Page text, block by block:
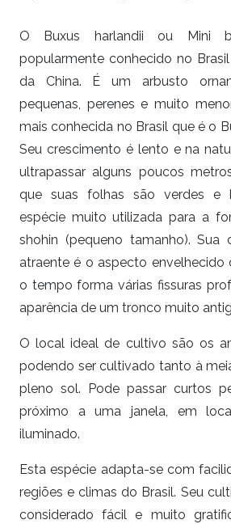
O Buxus harlandii ou Mini
popularmente conhecido no
da China. É um arbusto
pequenas, perenes e muito
mais conhecida no Brasil que é o
Seu crescimento é lento e na
ultrapassar alguns poucos
que suas folhas são verdes e
espécie muito utilizada para a
shohin (pequeno tamanho). Sua
atraente é o aspecto envelhecido
o tempo forma várias fissuras
aparência de um tronco muito
O local ideal de cultivo são os
podendo ser cultivado tanto à
pleno sol. Pode passar curtos
próximo a uma janela, em
iluminado.
Esta espécie adapta-se com
regiões e climas do Brasil. Seu
considerado fácil e muito